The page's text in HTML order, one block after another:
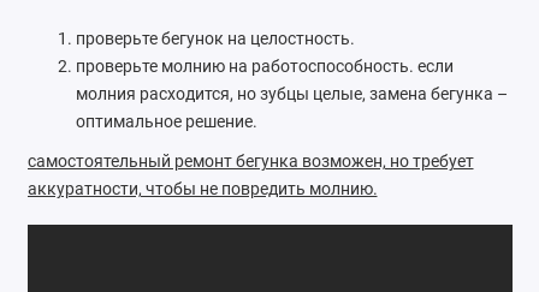
проверьте бегунок на целостность.
проверьте молнию на работоспособность. если
молния расходится, но зубцы целые, замена бегунка –
оптимальное решение.
самостоятельный ремонт бегунка возможен, но требует
аккуратности, чтобы не повредить молнию.